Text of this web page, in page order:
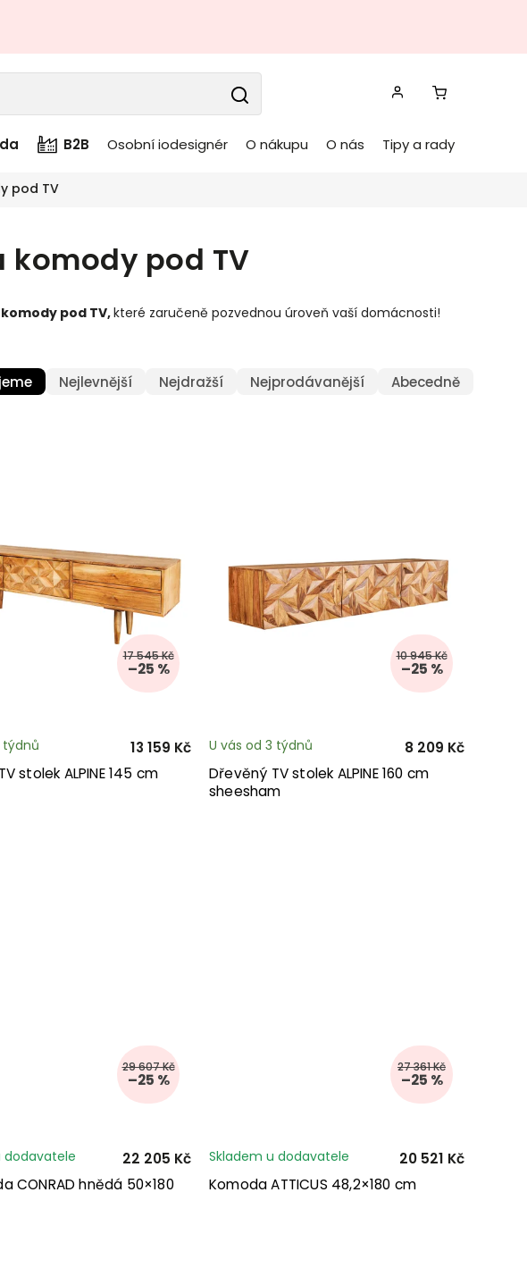
B2B Osobní iodesignér O nákupu O nás Tipy a rady
pod TV
komody pod TV
pod TV,které zaručeně pozvednou úroveň vaší domácnosti!
Nejlevnější Nejdražší Nejprodávanější Abecedně
17 545 Kč
–25 %
stolek ALPINE 145 cm
týdnů 13 159 Kč
10 945 Kč
–25 %
Dřevěný TV stolek ALPINE 160 cm
sheesham
U vás od 3 týdnů 8 209 Kč
29 607 Kč
–25 %
CONRAD hnědá 50×180
dodavatele 22 205 Kč
27 361 Kč
–25 %
Komoda ATTICUS 48,2×180 cm
Skladem u dodavatele 20 521 Kč